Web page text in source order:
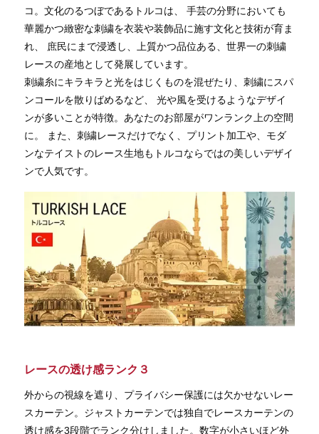
コ。文化のるつぼであるトルコは、 手芸の分野においても
華麗かつ緻密な刺繍を衣装や装飾品に施す文化と技術が育ま
れ、 庶民にまで浸透し、上質かつ品位ある、世界一の刺繍
レースの産地として発展しています。
刺繍糸にキラキラと光をはじくものを混ぜたり、刺繍にスパ
ンコールを散りばめるなど、 光や風を受けるようなデザイ
ンが多いことが特徴。あなたのお部屋がワンランク上の空間
に。 また、刺繍レースだけでなく、プリント加工や、モダ
ンなテイストのレース生地もトルコならではの美しいデザイ
ンで人気です。
レースの透け感ランク３
外からの視線を遮り、プライバシー保護には欠かせないレー
スカーテン。ジャストカーテンでは独自でレースカーテンの
透け感を3段階でランク分けしました。数字が小さいほど外